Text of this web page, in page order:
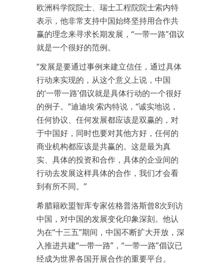
欧洲科学院院士、瑞士工程院院士索内特
表示，他非常支持中国始终坚持用合作共
赢的理念来寻求长期发展，“一带一路”倡议
就是一个很好的范例。
“发展是要通过事例来建立信任，通过具体
行动来实现的，从这个意义上说，中国
的‘一带一路’倡议就是具体行动的一个很好
的例子。”迪迪埃·索内特说，“诚实地说，
任何协议、任何发展都应该是双赢的，对
于中国好，同时也要对其他方好，任何的
商业机构都应该是共赢的。这是最为真
实、具体的投资和合作，具体的企业间的
行动去发展这样具体的合作，我们才会看
到有所不同。”
希腊籍欧盟智库专家佐格普洛斯曾8次到访
中国，对中国的发展变化印象深刻。他认
为在“十三五”期间，中国不断扩大开放，深
入推进共建“一带一路”，“一带一路”倡议已
经成为世界各国开展合作的重要平台。